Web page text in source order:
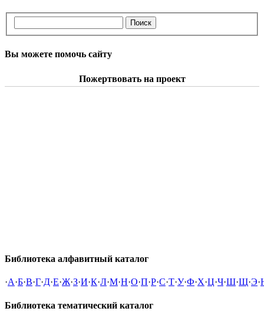
Вы можете помочь сайту
Пожертвовать на проект
Библиотека алфавитный каталог
·А·Б·В·Г·Д·Е·Ж·З·И·К·Л·М·Н·О·П·Р·С·Т·У·Ф·Х·Ц·Ч·Ш·Щ·Э·
Библиотека тематический каталог